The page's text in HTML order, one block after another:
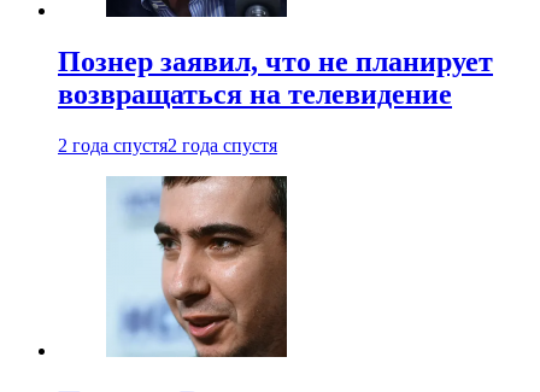
Познер заявил, что не планирует
возвращаться на телевидение
2 года спустя2 года спустя